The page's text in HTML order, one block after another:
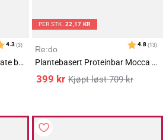
Plantebasert Crispy Chocolate bar 15x40g
PER STK.22,17 KR
Re:do
Plantebasert Proteinbar Mocca Latte 18x60g
709kr
399 kr